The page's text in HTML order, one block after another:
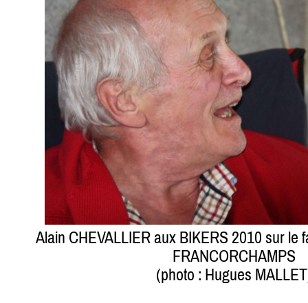
Alain CHEVALLIER aux BIKERS 2010 sur le
FRANCORCHAMPS
(photo : Hugues